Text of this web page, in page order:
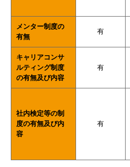
メンター制度の
有無
有
キャリアコンサ
ルティング制度
の有無及び内容
有
社内検定等の制
度の有無及び内
容
有